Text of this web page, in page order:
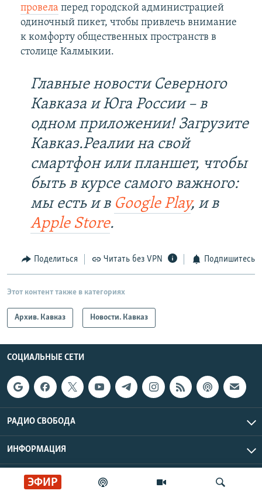
ЭФИР
провела перед городской администрацией
одиночный пикет, чтобы привлечь внимание
к комфорту общественных пространств в
столице Калмыкии.
Главные новости Северного
Кавказа и Юга России – в
одном приложении! Загрузите
Кавказ.Реалии на свой
смартфон или планшет, чтобы
быть в курсе самого важного:
мы есть и в Google Play, и в
Apple Store.
Поделиться Читать без VPN Подпишитесь
Этот контент также в категориях
Архив. Кавказ Новости. Кавказ
СОЦИАЛЬНЫЕ СЕТИ
РАДИО СВОБОДА
ИНФОРМАЦИЯ
Радио Свобода © 2026 RFE/RL, Inc. | Все права защищены.